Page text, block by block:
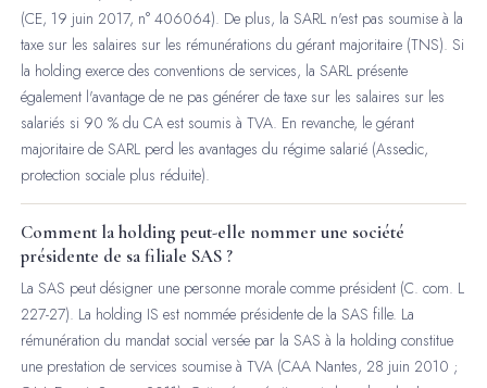
(CE, 19 juin 2017, n° 406064). De plus, la SARL n'est pas soumise à la
taxe sur les salaires sur les rémunérations du gérant majoritaire (TNS). Si
la holding exerce des conventions de services, la SARL présente
également l'avantage de ne pas générer de taxe sur les salaires sur les
salariés si 90 % du CA est soumis à TVA. En revanche, le gérant
majoritaire de SARL perd les avantages du régime salarié (Assedic,
protection sociale plus réduite).
Comment la holding peut-elle nommer une société
présidente de sa filiale SAS ?
La SAS peut désigner une personne morale comme président (C. com. L
227-27). La holding IS est nommée présidente de la SAS fille. La
rémunération du mandat social versée par la SAS à la holding constitue
une prestation de services soumise à TVA (CAA Nantes, 28 juin 2010 ;